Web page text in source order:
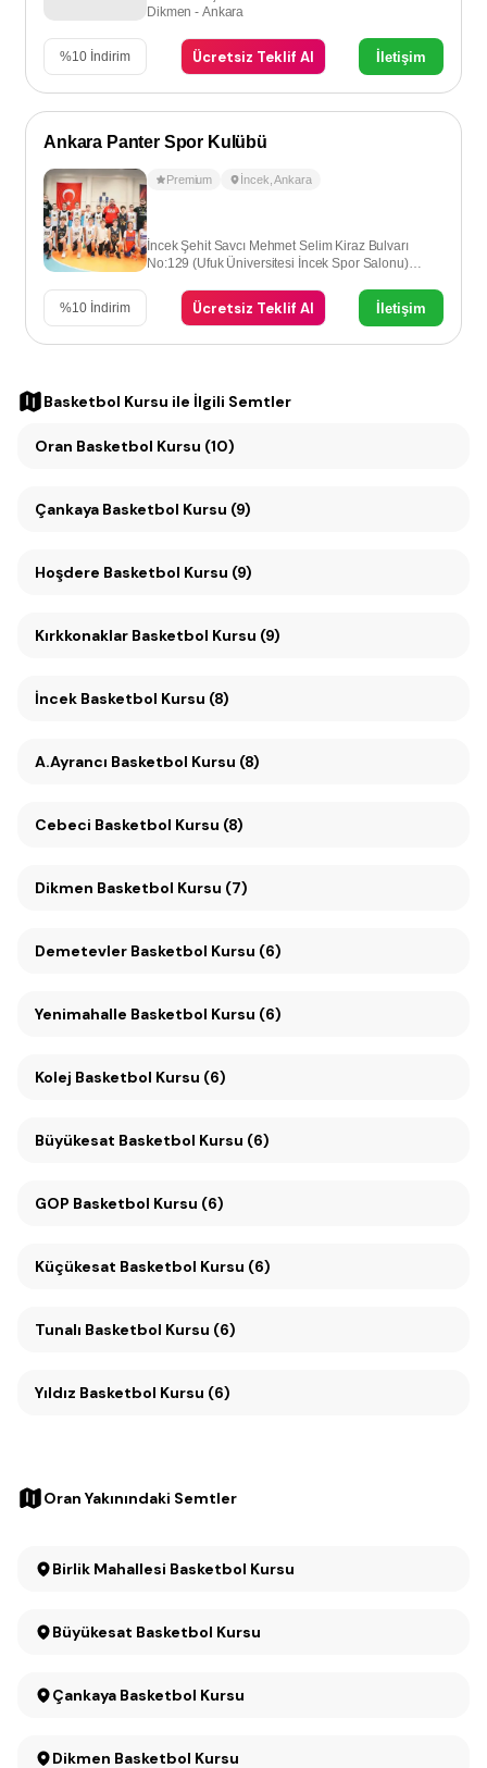
Dikmen - Ankara
%10 İndirim Ücretsiz Teklif Al İletişim
Ankara Panter Spor Kulübü
Premium İncek ,Ankara
İncek Şehit Savcı Mehmet Selim Kiraz Bulvarı
No:129 (Ufuk Üniversitesi İncek Spor Salonu)
%10 İndirim Ücretsiz Teklif Al İletişim
Basketbol Kursu ile İlgili Semtler
Oran Basketbol Kursu (10)
Çankaya Basketbol Kursu (9)
Hoşdere Basketbol Kursu (9)
Kırkkonaklar Basketbol Kursu (9)
İncek Basketbol Kursu (8)
A.Ayrancı Basketbol Kursu (8)
Cebeci Basketbol Kursu (8)
Dikmen Basketbol Kursu (7)
Demetevler Basketbol Kursu (6)
Yenimahalle Basketbol Kursu (6)
Kolej Basketbol Kursu (6)
Büyükesat Basketbol Kursu (6)
GOP Basketbol Kursu (6)
Küçükesat Basketbol Kursu (6)
Tunalı Basketbol Kursu (6)
Yıldız Basketbol Kursu (6)
Oran Yakınındaki Semtler
Birlik Mahallesi Basketbol Kursu
Büyükesat Basketbol Kursu
Çankaya Basketbol Kursu
Dikmen Basketbol Kursu